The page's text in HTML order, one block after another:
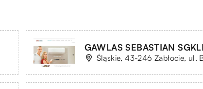
GAWLAS SEBASTIAN
Śląskie, 43-246 Zabłocie, ul.